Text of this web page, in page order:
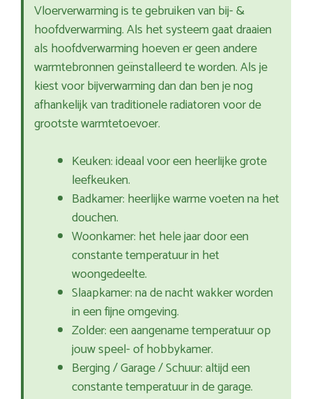
Vloerverwarming is te gebruiken van bij- &
hoofdverwarming. Als het systeem gaat draaien
als hoofdverwarming hoeven er geen andere
warmtebronnen geïnstalleerd te worden. Als je
kiest voor bijverwarming dan dan ben je nog
afhankelijk van traditionele radiatoren voor de
grootste warmtetoevoer.
Keuken: ideaal voor een heerlijke grote
leefkeuken.
Badkamer: heerlijke warme voeten na het
douchen.
Woonkamer: het hele jaar door een
constante temperatuur in het
woongedeelte.
Slaapkamer: na de nacht wakker worden
in een fijne omgeving.
Zolder: een aangename temperatuur op
jouw speel- of hobbykamer.
Berging / Garage / Schuur: altijd een
constante temperatuur in de garage.